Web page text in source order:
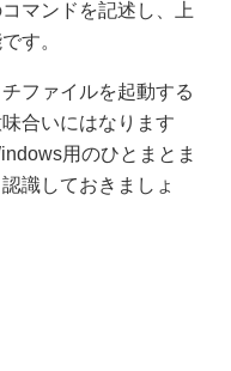
マンドを記述し、上
す。
ファイルを起動する
合いにはなります
用のひとまとま
識しておきましょ